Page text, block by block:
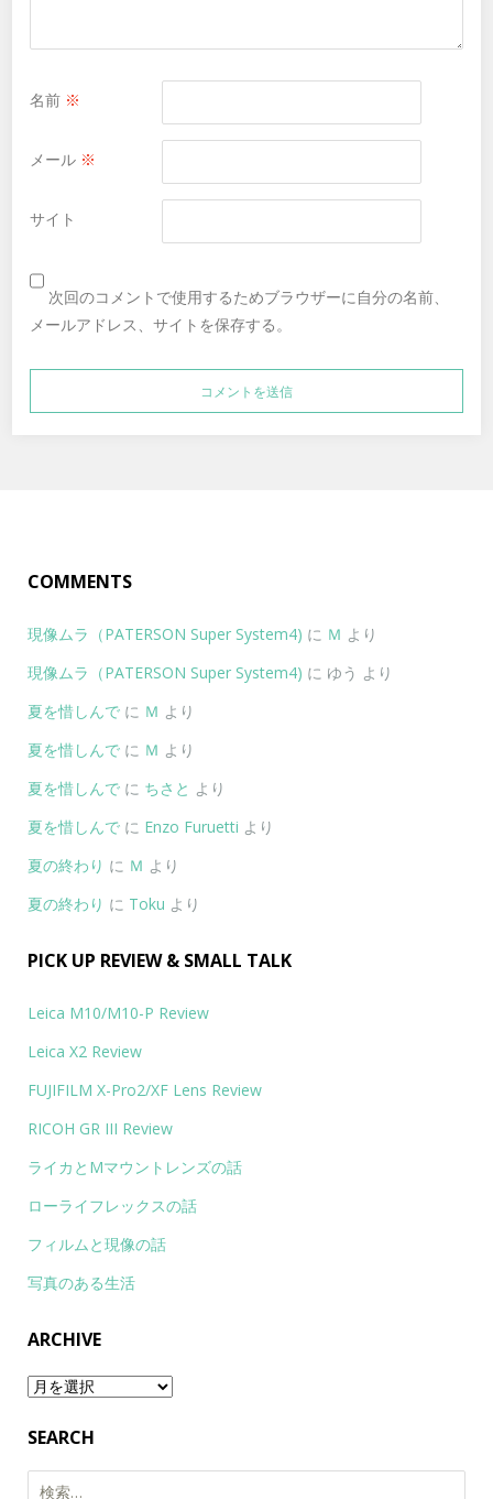
名前 ※
メール ※
サイト
次回のコメントで使用するためブラウザーに自分の名前、
メールアドレス、サイトを保存する。
COMMENTS
現像ムラ（PATERSON Super System4) に Ｍ より
現像ムラ（PATERSON Super System4) に ゆう より
夏を惜しんで に Ｍ より
夏を惜しんで に Ｍ より
夏を惜しんで に ちさと より
夏を惜しんで に Enzo Furuetti より
夏の終わり に Ｍ より
夏の終わり に Toku より
PICK UP REVIEW & SMALL TALK
Leica M10/M10-P Review
Leica X2 Review
FUJIFILM X-Pro2/XF Lens Review
RICOH GR III Review
ライカとMマウントレンズの話
ローライフレックスの話
フィルムと現像の話
写真のある生活
ARCHIVE
Archive
SEARCH